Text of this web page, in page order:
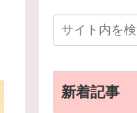
新着記事